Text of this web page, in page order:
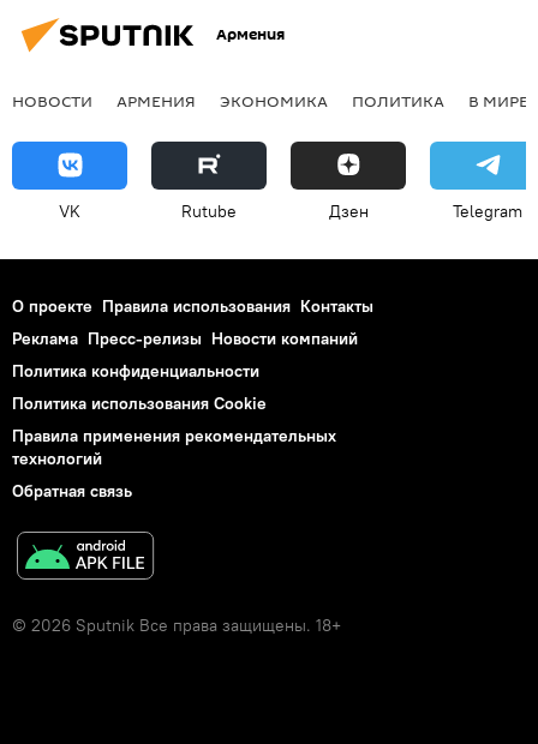
Армения
НОВОСТИ АРМЕНИЯ ЭКОНОМИКА ПОЛИТИКА В МИРЕ
VK Rutube Дзен Telegram
О проекте Правила использования Контакты
Реклама Пресс-релизы Новости компаний
Политика конфиденциальности
Политика использования Cookie
Правила применения рекомендательных
технологий
Обратная связь
© 2026 Sputnik Все права защищены. 18+